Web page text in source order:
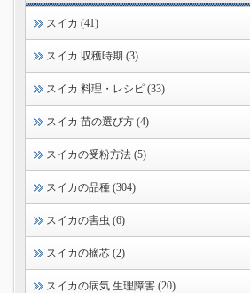
スイカ (41)
スイカ 収穫時期 (3)
スイカ 料理・レシピ (33)
スイカ 苗の選び方 (4)
スイカの受粉方法 (5)
スイカの品種 (304)
スイカの害虫 (6)
スイカの摘芯 (2)
スイカの病気 生理障害 (20)